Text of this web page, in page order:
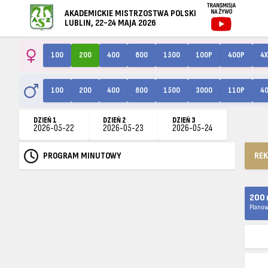
AKADEMICKIE MISTRZOSTWA POLSKI
LUBLIN, 22-24 MAJA 2026
100 200 400 800 1500 100P 400P
100 200 400 800 1500 3000 110P
DZIEŃ 1
2026-05-22
DZIEŃ 2
2026-05-23
DZIEŃ 3
2026-05-24
PROGRAM MINUTOWY
200